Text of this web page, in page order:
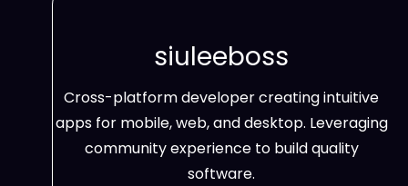
siuleeboss
Cross-platform developer creating intuitive
apps for mobile, web, and desktop. Leveraging
community experience to build quality
software.